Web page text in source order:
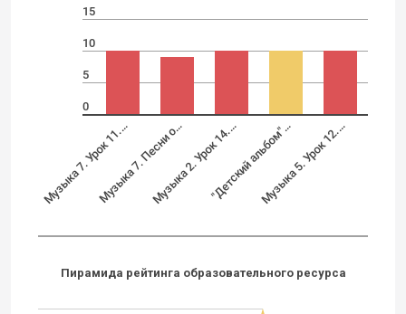
15
10
5
0
Музыка 7. Урок 11.…Музыка 7. Песни о…Музыка 2. Урок 14.…"Детский альбом"…Музыка 5. Урок 12.…
Пирамида рейтинга образовательного ресурса